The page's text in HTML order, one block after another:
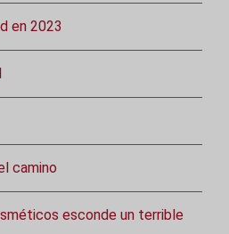
en 2023
camino
esconde un terrible